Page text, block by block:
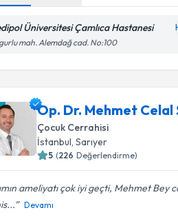
Üniversitesi Çamlıca Hastanesi
mah. Alemdağ cad. No:100
Op. Dr. Mehmet Celal
Çocuk Cerrahisi
İstanbul, Sarıyer
5 (226 Değerlendirme)
ameliyatı çok iyi geçti, Mehmet Bey
Devamı